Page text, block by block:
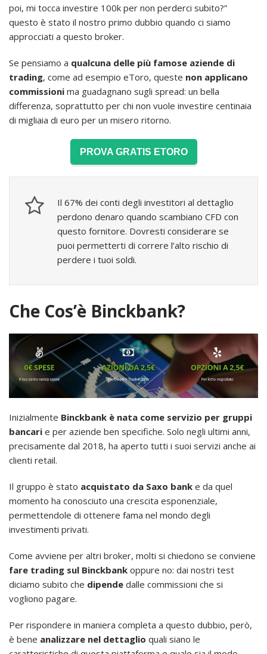
poi, mi tocca investire 100k per non perderci subito?”
questo è stato il nostro primo dubbio quando ci siamo
approcciati a questo broker.
Se pensiamo a qualcuna delle più famose aziende di
trading, come ad esempio eToro, queste non applicano
commissioni ma guadagnano sugli spread: un bella
differenza, soprattutto per chi non vuole investire centinaia
di migliaia di euro per un misero ritorno.
PROVA GRATIS ETORO
Il 67% dei conti degli investitori al dettaglio
perdono denaro quando scambiano CFD con
questo fornitore. Dovresti considerare se
puoi permetterti di correre l’alto rischio di
perdere i tuoi soldi.
Che Cos’è Binckbank?
Inizialmente Binckbank è nata come servizio per gruppi
bancari e per aziende ben specifiche. Solo negli ultimi anni,
precisamente dal 2018, ha aperto tutti i suoi servizi anche ai
clienti retail.
Il gruppo è stato acquistato da Saxo bank e da quel
momento ha conosciuto una crescita esponenziale,
permettendole di ottenere fama nel mondo degli
investimenti privati.
Come avviene per altri broker, molti si chiedono se conviene
fare trading sul Binckbank oppure no: dai nostri test
diciamo subito che dipende dalle commissioni che si
vogliono pagare.
Per rispondere in maniera completa a questo dubbio, però,
è bene analizzare nel dettaglio quali siano le